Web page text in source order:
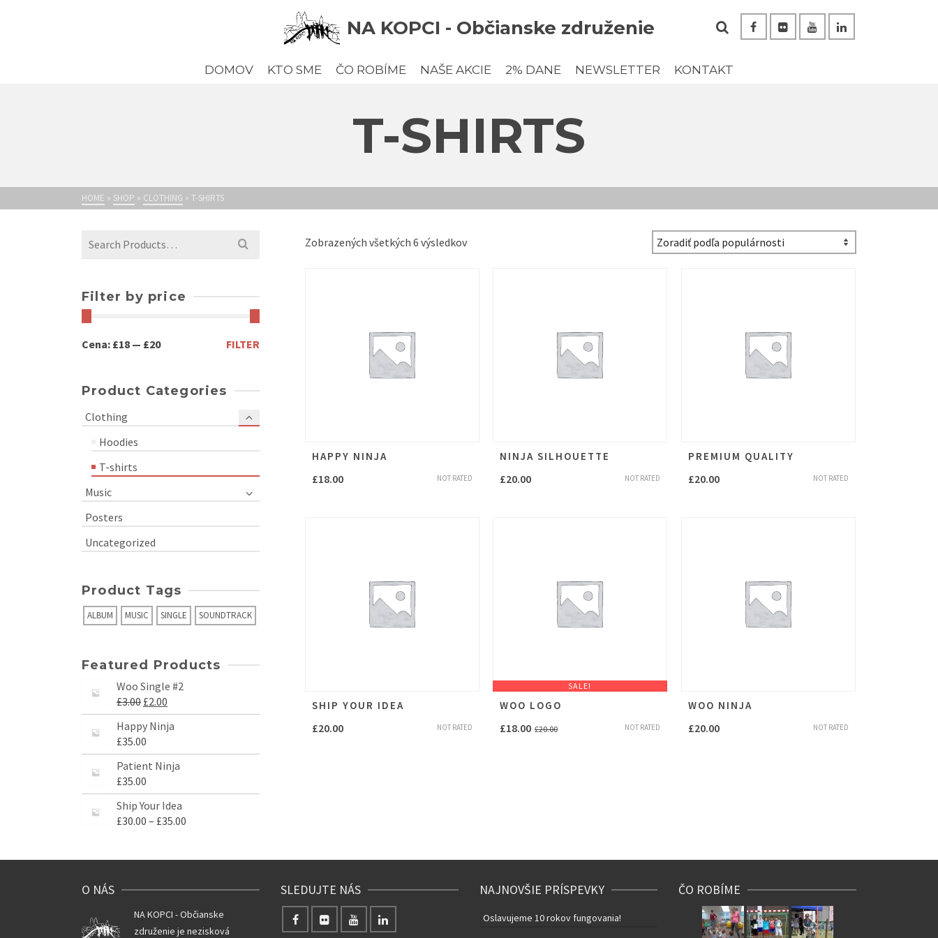
NA KOPCI - Občianske združenie
DOMOV KTO SME ČO ROBÍME NAŠE AKCIE 2% DANE NEWSLETTER KONTAKT
T-SHIRTS
HOME » SHOP » CLOTHING » T-SHIRTS
Zobrazených všetkých 6 výsledkov
HAPPY NINJA
NOT RATED
£18.00
NINJA SILHOUETTE
NOT RATED
£20.00
PREMIUM QUALITY
NOT RATED
£20.00
SHIP YOUR IDEA
NOT RATED
£20.00
SALE!
WOO LOGO
NOT RATED
£20.00
£18.00
WOO NINJA
NOT RATED
£20.00
Search
for:
Filter by price
FILTER
Cena: £18 — £20
Product Categories
Clothing
Hoodies
T-shirts
Music
Posters
Uncategorized
Product Tags
ALBUM MUSIC SINGLE SOUNDTRACK
Featured Products
Woo Single #2
£3.00 £2.00
Happy Ninja
£35.00
Patient Ninja
£35.00
Ship Your Idea
£30.00 – £35.00
O NÁS
NA KOPCI - Občianske
združenie je nezisková
SLEDUJTE NÁS NAJNOVŠIE PRÍSPEVKY
Oslavujeme 10 rokov fungovania!
ČO ROBÍME